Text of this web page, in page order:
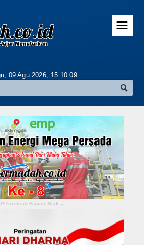
☰
09 Agu 2026, 15:10:11
Pelantikan Bupati Siak ▴